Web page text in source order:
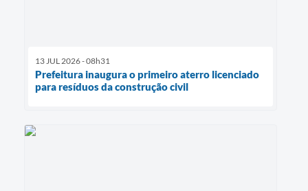
13 JUL 2026 - 08h31
Prefeitura inaugura o primeiro aterro licenciado
para resíduos da construção civil